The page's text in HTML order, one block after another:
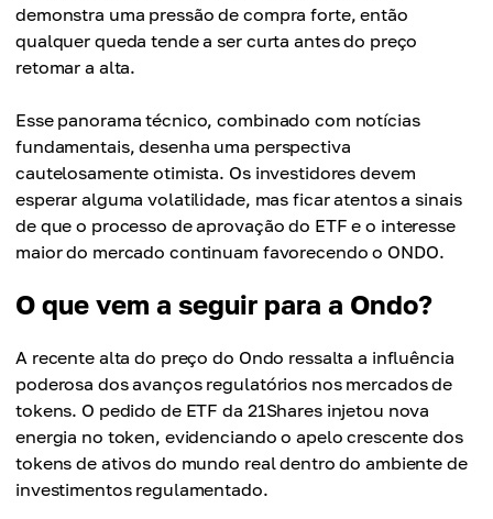
demonstra uma pressão de compra forte, então
qualquer queda tende a ser curta antes do preço
retomar a alta.
Esse panorama técnico, combinado com notícias
fundamentais, desenha uma perspectiva
cautelosamente otimista. Os investidores devem
esperar alguma volatilidade, mas ficar atentos a sinais
de que o processo de aprovação do ETF e o interesse
maior do mercado continuam favorecendo o ONDO.
O que vem a seguir para a Ondo?
A recente alta do preço do Ondo ressalta a influência
poderosa dos avanços regulatórios nos mercados de
tokens. O pedido de ETF da 21Shares injetou nova
energia no token, evidenciando o apelo crescente dos
tokens de ativos do mundo real dentro do ambiente de
investimentos regulamentado.